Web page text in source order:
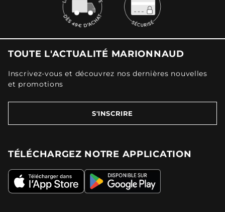
TOUTE L'ACTUALITÉ MARIONNAUD
Inscrivez-vous et découvrez nos dernières nouvelles
et promotions
S'INSCRIRE
TÉLÉCHARGEZ NOTRE APPLICATION